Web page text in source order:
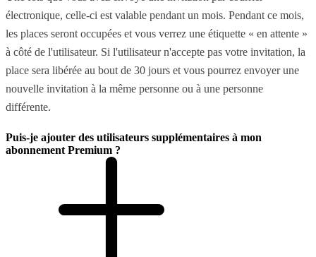
électronique, celle-ci est valable pendant un mois. Pendant ce mois,
les places seront occupées et vous verrez une étiquette « en attente »
à côté de l'utilisateur. Si l'utilisateur n'accepte pas votre invitation, la
place sera libérée au bout de 30 jours et vous pourrez envoyer une
nouvelle invitation à la même personne ou à une personne
différente.
Puis-je ajouter des utilisateurs supplémentaires à mon
abonnement Premium ?